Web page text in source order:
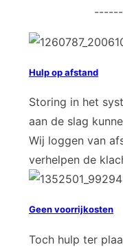
Hulp op afstand
Storing in het
aan de slag
Wij loggen van
verhelpen de
Geen voorrijkosten
Toch hulp ter